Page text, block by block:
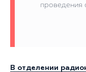
проведения
В отделении